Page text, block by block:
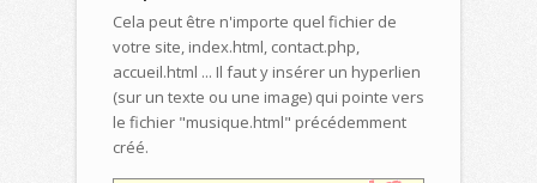
Cela peut être n'importe quel fichier de
votre site, index.html, contact.php,
accueil.html ... Il faut y insérer un hyperlien
(sur un texte ou une image) qui pointe vers
le fichier "musique.html" précédemment
créé.